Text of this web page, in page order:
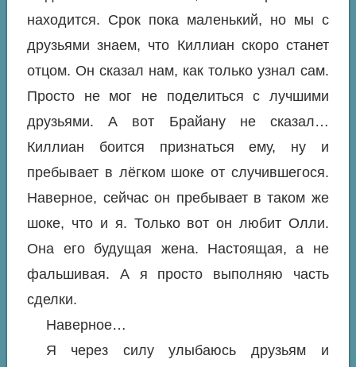
находится. Срок пока маленький, но мы с
друзьями знаем, что Киллиан скоро станет
отцом. Он сказал нам, как только узнал сам.
Просто не мог не поделиться с лучшими
друзьями. А вот Брайану не сказал…
Киллиан боится признаться ему, ну и
пребывает в лёгком шоке от случившегося.
Наверное, сейчас он пребывает в таком же
шоке, что и я. Только вот он любит Олли.
Она его будущая жена. Настоящая, а не
фальшивая. А я просто выполняю часть
сделки.
Наверное…
Я через силу улыбаюсь друзьям и